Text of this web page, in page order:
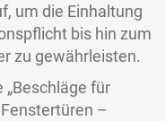
um die Einhaltung
bis hin zum
zu gewährleisten.
„Beschläge für
–